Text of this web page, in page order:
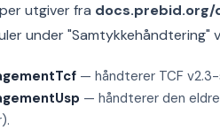
utgiver fra docs.prebid.org/
under "Samtykkehåndtering"
— håndterer TCF
— håndterer den